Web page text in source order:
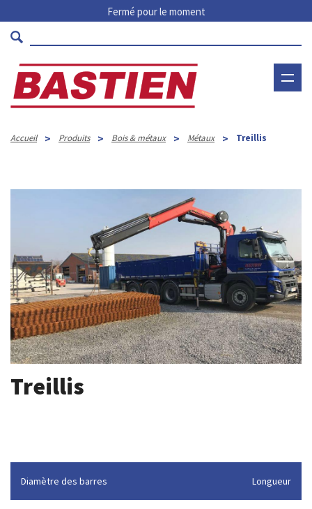
Fermé pour le moment
Accueil > Produits > Bois & métaux > Métaux > Treillis
Treillis
Diamètre des barres Longueur